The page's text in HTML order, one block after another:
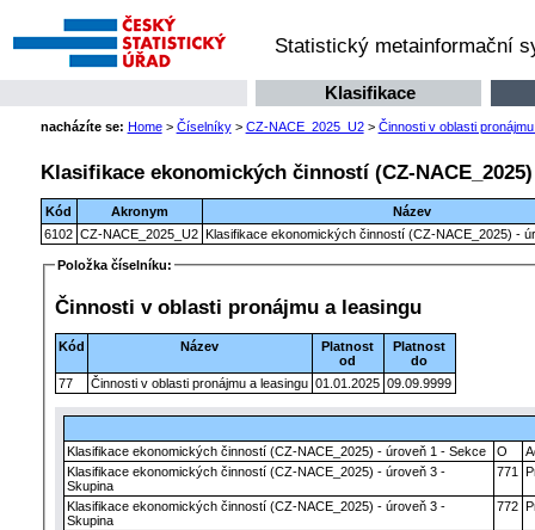
Statistický metainformační
Klasifikace
nacházíte se: Home> Číselníky> CZ-NACE_2025_U2> Činnosti v oblasti
Klasifikace ekonomických činností (CZ-
Kód Akronym
Název
6102 CZ-NACE_2025_U2 Klasifikace ekonomických činností (CZ-NACE_2025) -
Položka číselníku:
Činnosti v oblasti pronájmu a leasingu
Kód Název
Platnost
od
Platnost
do
77
Činnosti v oblasti pronájmu a leasingu 01.01.2025 09.09.9999
Klasifikace ekonomických činností (CZ-NACE_2025) - úroveň 1 - Sekce O
Klasifikace ekonomických činností (CZ-NACE_2025) - úroveň 3 -
Skupina
771
Klasifikace ekonomických činností (CZ-NACE_2025) - úroveň 3 -
Skupina
772